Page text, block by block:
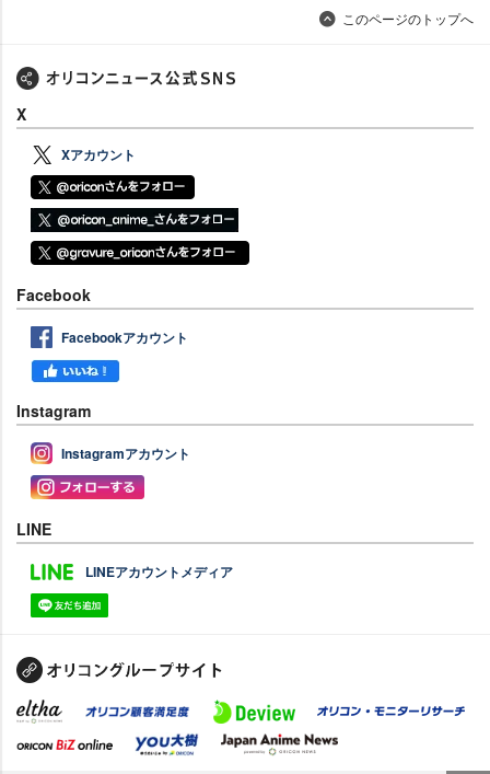
このページのトップへ
X
Xアカウント
Facebook
Facebookアカウント
Instagram
Instagramアカウント
LINE
LINEアカウントメディア